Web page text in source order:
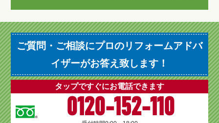
ご質問・ご相談にプロのリフォームアドバ
イザーがお答え致します！
タップですぐにお電話できます
0120-152-110